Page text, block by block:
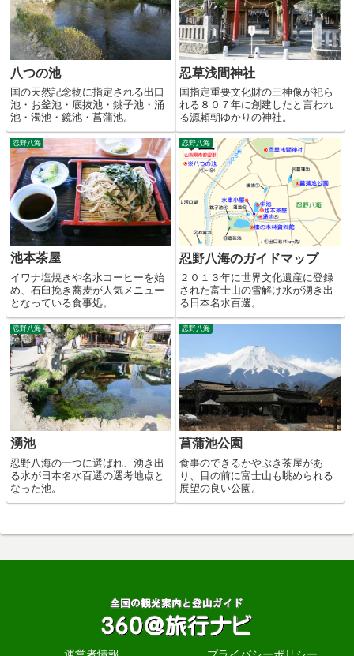
八つの池
国の天然記念物に指定される出口
池・お釜池・底抜池・銚子池・涌
池・濁池・鏡池・菖蒲池。
忍草浅間神社
国指定重要文化財の三神像が祀ら
れる８０７年に創建したと言われ
る源頼朝ゆかりの神社。
忍野八海
池本茶屋
イワナ塩焼きや名水コーヒーを始
め、石臼挽き蕎麦が人気メニュー
となっている食事処。
忍野八海
忍野八海のガイドマップ
２０１３年に世界文化遺産に登録
された富士山の雪解け水が湧き出
る日本名水百選。
忍野八海
湧池
忍野八海の一つに選ばれ、湧き出
る水が日本名水百選の選考地点と
なった池。
忍野八海
菖蒲池公園
食事のできるかやぶき茶屋があ
り、目の前に富士山も眺められる
展望の良い公園。